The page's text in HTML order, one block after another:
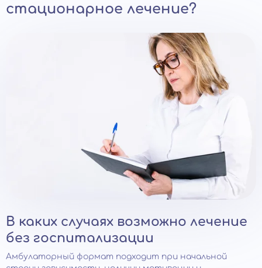
стационарное лечение?
В каких случаях возможно лечение
без госпитализации
Амбулаторный формат подходит при начальной